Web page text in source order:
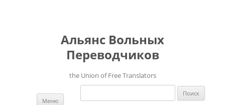
Альянс Вольных
Переводчиков
the Union of Free Translators
Найти:
Меню